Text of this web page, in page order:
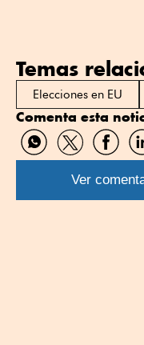
Temas
Elecciones en EU
Comenta esta
Compartir
por
WhatsApp
Compartir
por
Twitter
por
Ver